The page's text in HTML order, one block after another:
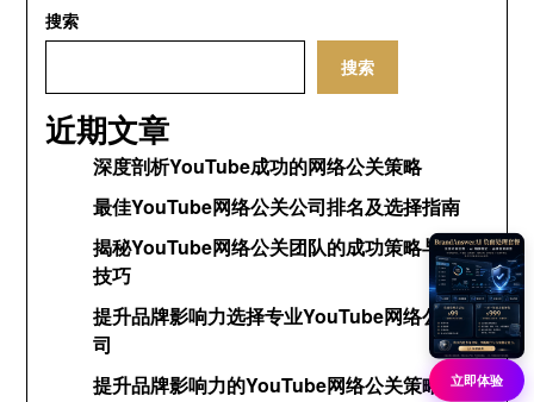
搜索
搜索
近期文章
深度剖析YouTube成功的网络公关策略
最佳YouTube网络公关公司排名及选择指南
揭秘YouTube网络公关团队的成功策略与运营
技巧
提升品牌影响力选择专业YouTube网络公关公
司
提升品牌影响力的YouTube网络公关策略
立即体验